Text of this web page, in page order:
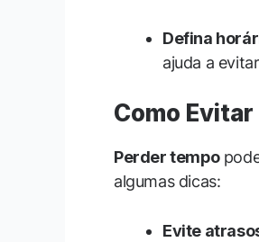
Defina
ajuda a
Como
Perder tempo
algumas dicas:
Evite